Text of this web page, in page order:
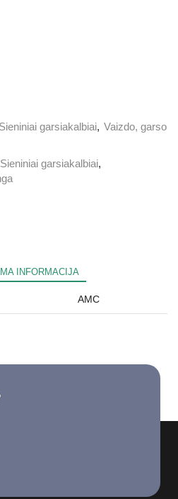
Sieniniai garsiakalbiai, Vaizdo, garso
Sieniniai garsiakalbiai,
INFORMACIJA
AMC